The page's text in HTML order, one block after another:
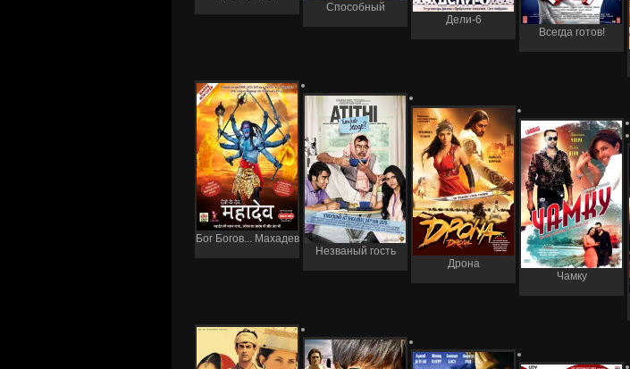
Способный
Дели-6
Всегда готов!
Бог Богов... Махадев
Незваный гость
Дрона
Чамку